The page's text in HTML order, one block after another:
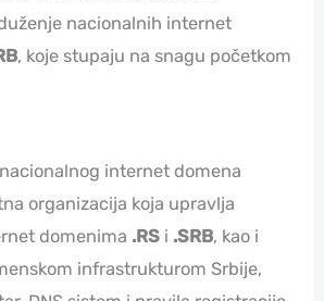
nacionalnih internet
, koje stupaju na snagu početkom
internet domena
organizacija koja upravlja
domenima .RS i .SRB, kao i
infrastrukturom Srbije,